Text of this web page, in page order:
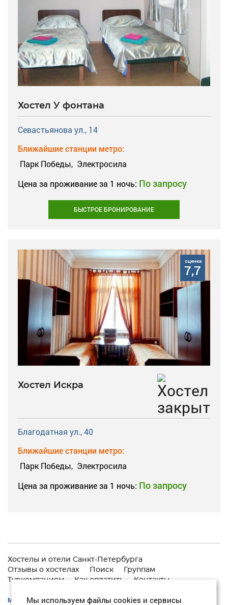
Хостел У фонтана
Севастьянова ул., 14
Ближайшие станции метро:
Парк Победы, Электросила
Цена за проживание за 1 ночь: По запросу
БЫСТРОЕ БРОНИРОВАНИЕ
оценка
7,7
Хостел Искра
Благодатная ул., 40
Ближайшие станции метро:
Парк Победы, Электросила
Цена за проживание за 1 ночь: По запросу
Москва:+7 (495) 646-74-40
Мы используем файлы cookies и сервисы
Хостелы и отели Санкт-Петербурга
Отзывы о хостелах
Поиск
Группам
Туркомпаниям
Как оплатить Контакты